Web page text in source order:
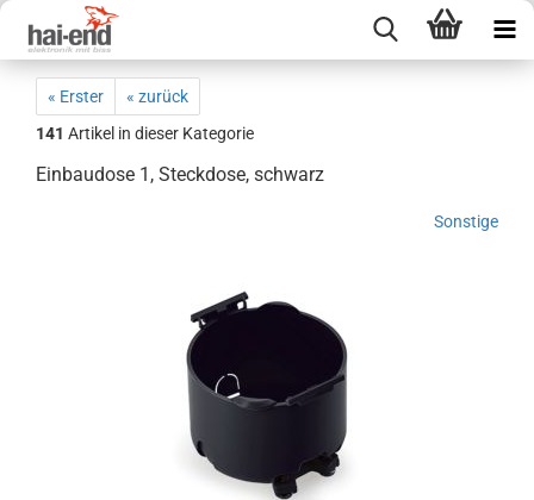
« Erster
« zurück
141 Artikel in dieser Kategorie
Einbaudose 1, Steckdose, schwarz
Sonstige